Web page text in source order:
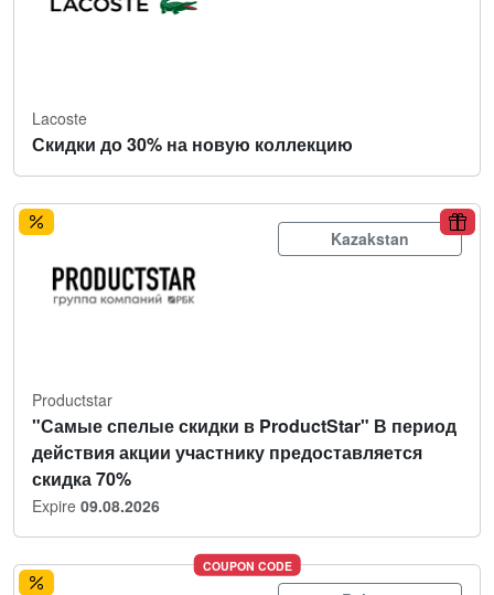
Lacoste
Скидки до 30% на новую коллекцию
Kazakstan
Productstar
"Самые спелые скидки в ProductStar" В период
действия акции участнику предоставляется
скидка 70%
Expire 09.08.2026
COUPON CODE